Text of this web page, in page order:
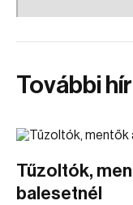
További
Tűzoltók,
balesetnél